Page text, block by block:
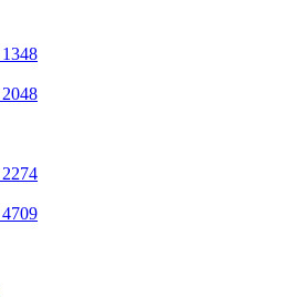
1348
2048
2274
4709